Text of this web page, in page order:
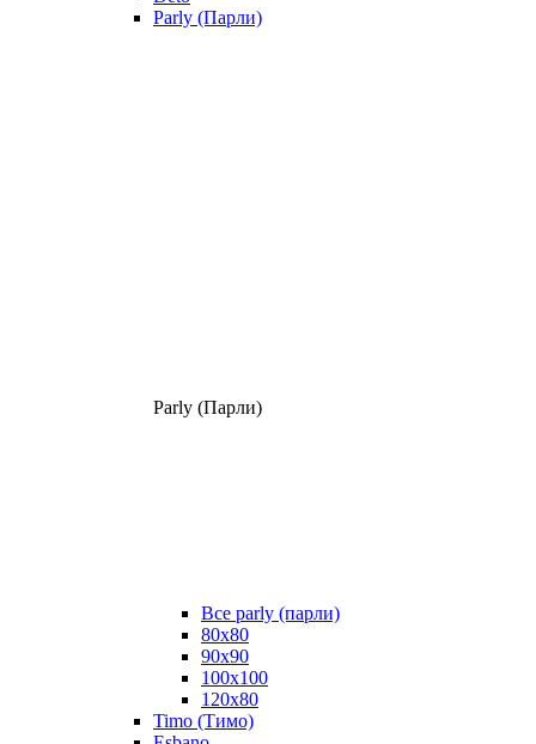
Parly (Парли)
Parly (Парли)
Все parly (парли)
80x80
90x90
100x100
120x80
Timo (Тимо)